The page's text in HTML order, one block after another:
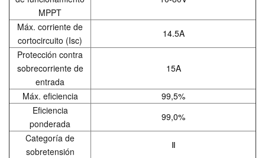
MPPT
Máx. corriente de
cortocircuito (Isc)
14.5A
Protección contra
sobrecorriente de
entrada
15A
Máx. eficiencia
99,5%
Eficiencia
ponderada
99,0%
Categoría de
sobretensión
Ⅱ